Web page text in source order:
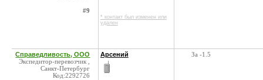
#9
* контакт был изменен или
удален
Справедливость, ООО
Экспедитор-перевозчик ,
Санкт-Петербург
Код:2292726
Арсений За -1.5